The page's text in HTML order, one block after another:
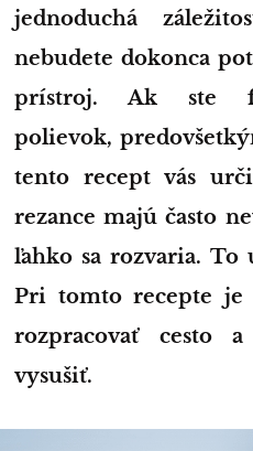
jednoduchá
nebudete dokonca
prístroj. Ak ste
polievok,
tento recept vás
rezance majú často
ľahko sa rozvaria. To
Pri tomto recepte je
rozpracovať cesto
vysušiť.